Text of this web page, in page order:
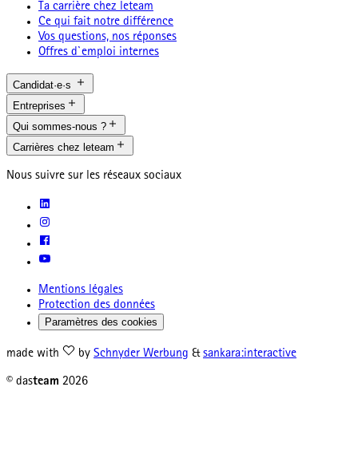
Ta carrière chez leteam
Ce qui fait notre différence
Vos questions, nos réponses
Offres d`emploi internes
Candidat·e·s
Entreprises
Qui sommes-nous ?
Carrières chez leteam
Nous suivre sur les réseaux sociaux
Mentions légales
Protection des données
Paramètres des cookies
made with by Schnyder Werbung & sankara:interactive
© dasteam 2026